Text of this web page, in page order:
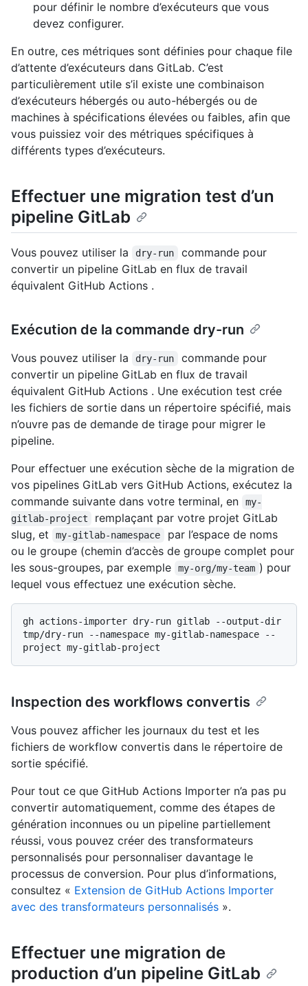
pour définir le nombre d’exécuteurs que vous
devez configurer.
En outre, ces métriques sont définies pour chaque file
d’attente d’exécuteurs dans GitLab. C’est
particulièrement utile s’il existe une combinaison
d’exécuteurs hébergés ou auto-hébergés ou de
machines à spécifications élevées ou faibles, afin que
vous puissiez voir des métriques spécifiques à
différents types d’exécuteurs.
Effectuer une migration test d’un
pipeline GitLab
Vous pouvez utiliser la dry-run
commande pour
convertir un pipeline GitLab en flux de travail
équivalent GitHub Actions .
Exécution de la commande dry-run
Vous pouvez utiliser la dry-run
commande pour
convertir un pipeline GitLab en flux de travail
équivalent GitHub Actions . Une exécution test crée
les fichiers de sortie dans un répertoire spécifié, mais
n’ouvre pas de demande de tirage pour migrer le
pipeline.
Pour effectuer une exécution sèche de la migration de
vos pipelines GitLab vers GitHub Actions, exécutez la
commande suivante dans votre terminal, en
my-
gitlab-project
remplaçant par votre projet GitLab
slug, et
my-gitlab-namespace
par l’espace de noms
ou le groupe (chemin d’accès de groupe complet pour
les sous-groupes, par exemple
my-org/my-team ) pour
lequel vous effectuez une exécution sèche.
gh actions-importer dry-run gitlab --output-dir
tmp/dry-run --namespace my-gitlab-namespace --
Inspection des workflows convertis
Vous pouvez afficher les journaux du test et les
fichiers de workflow convertis dans le répertoire de
sortie spécifié.
Pour tout ce que GitHub Actions Importer n’a pas pu
convertir automatiquement, comme des étapes de
génération inconnues ou un pipeline partiellement
réussi, vous pouvez créer des transformateurs
personnalisés pour personnaliser davantage le
processus de conversion. Pour plus d’informations,
consultez « Extension de GitHub Actions Importer
avec des transformateurs personnalisés ».
Effectuer une migration de
production d’un pipeline GitLab